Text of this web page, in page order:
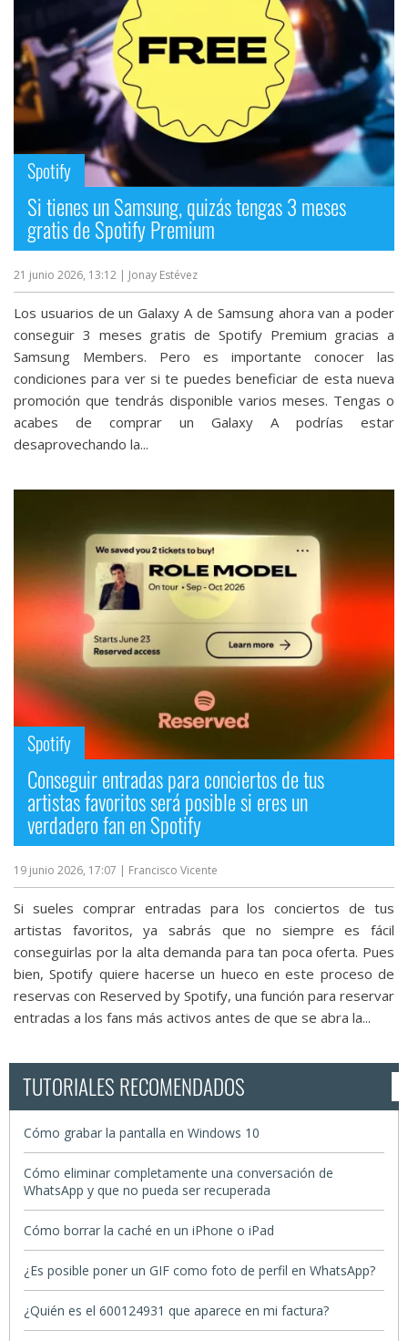
Spotify
Si tienes un Samsung, quizás tengas 3 meses
gratis de Spotify Premium
21 junio 2026, 13:12 | Jonay Estévez
Los usuarios de un Galaxy A de Samsung ahora van a poder
conseguir 3 meses gratis de Spotify Premium gracias a
Samsung Members. Pero es importante conocer las
condiciones para ver si te puedes beneficiar de esta nueva
promoción que tendrás disponible varios meses. Tengas o
acabes de comprar un Galaxy A podrías estar
desaprovechando la...
Spotify
Conseguir entradas para conciertos de tus
artistas favoritos será posible si eres un
verdadero fan en Spotify
19 junio 2026, 17:07 | Francisco Vicente
Si sueles comprar entradas para los conciertos de tus
artistas favoritos, ya sabrás que no siempre es fácil
conseguirlas por la alta demanda para tan poca oferta. Pues
bien, Spotify quiere hacerse un hueco en este proceso de
reservas con Reserved by Spotify, una función para reservar
entradas a los fans más activos antes de que se abra la...
TUTORIALES RECOMENDADOS
Cómo grabar la pantalla en Windows 10
Cómo eliminar completamente una conversación de
WhatsApp y que no pueda ser recuperada
Cómo borrar la caché en un iPhone o iPad
¿Es posible poner un GIF como foto de perfil en WhatsApp?
¿Quién es el 600124931 que aparece en mi factura?